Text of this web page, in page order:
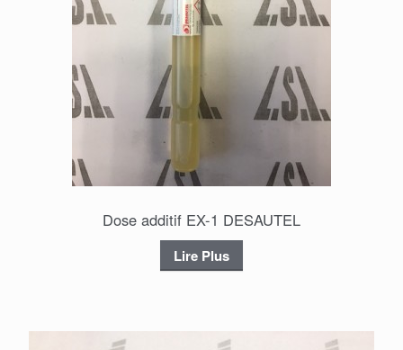
Dose additif EX-1 DESAUTEL
Lire Plus